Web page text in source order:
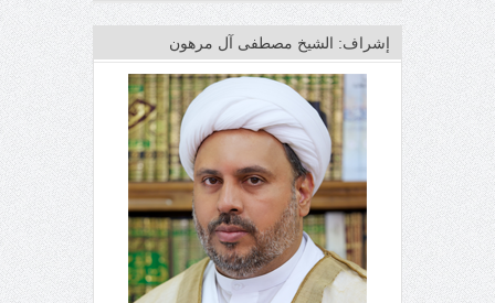
إشراف: الشيخ مصطفى آل مرهون